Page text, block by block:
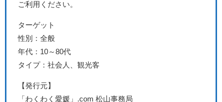
ご利用ください。
ターゲット
性別：全般
年代：10～80代
タイプ：社会人、観光客
【発行元】
「わくわく愛媛」.com 松山事務局